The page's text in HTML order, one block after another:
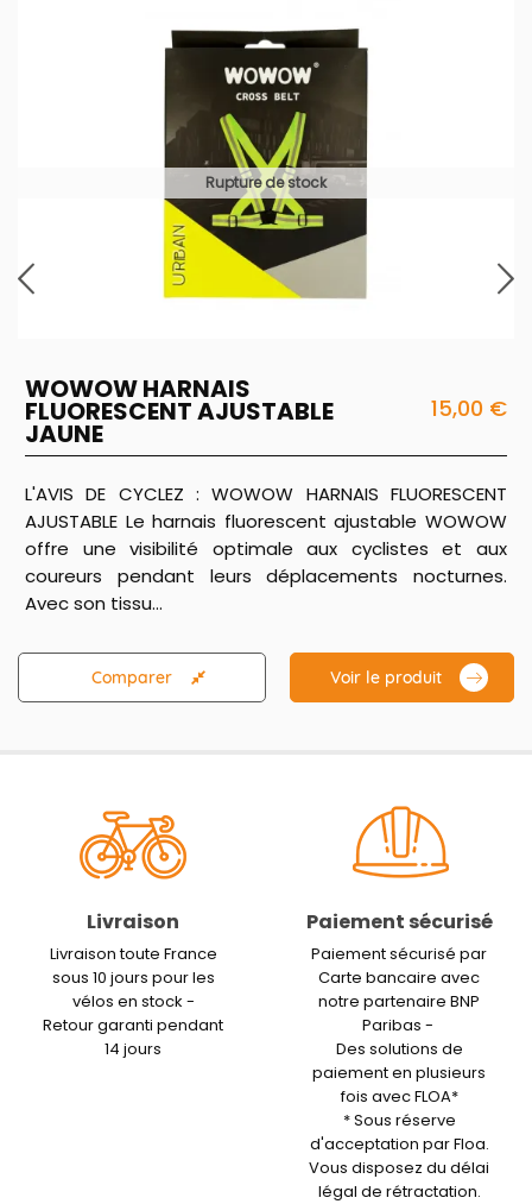
Rupture de stock
WOWOW HARNAIS
FLUORESCENT AJUSTABLE
JAUNE
15,00 €
L'AVIS DE CYCLEZ : WOWOW HARNAIS FLUORESCENT
AJUSTABLE Le harnais fluorescent ajustable WOWOW
offre une visibilité optimale aux cyclistes et aux
coureurs pendant leurs déplacements nocturnes.
Avec son tissu...
Voir le produit
Comparer
Livraison
Livraison toute France
sous 10 jours pour les
vélos en stock -
Retour garanti pendant
14 jours
Paiement sécurisé
Paiement sécurisé par
Carte bancaire avec
notre partenaire BNP
Paribas -
Des solutions de
paiement en plusieurs
fois avec FLOA*
* Sous réserve
d'acceptation par Floa.
Vous disposez du délai
légal de rétractation.